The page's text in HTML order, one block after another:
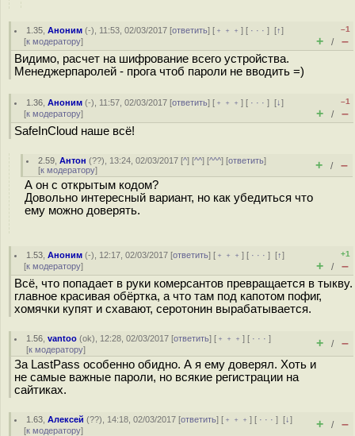
1.35 ,Аноним (-), 11:53, 02/03/2017 [ответить] [ ﹢﹢﹢] [ · · ·][↑]
[к модератору]
–1
+ / –
Видимо, расчет на шифрование всего устройства.
Менеджерпаролей - прога чтоб пароли не вводить =)
1.36 ,Аноним (-), 11:57, 02/03/2017 [ответить] [ ﹢﹢﹢] [ · · ·][↓]
[к модератору]
–1
+ / –
SafeInCloud наше всё!
2.59 ,Антон (??), 13:24, 02/03/2017 [^] [^^] [^^^] [ответить]
[к модератору] + / –
А он с открытым кодом?
Довольно интересный вариант, но как убедиться что
ему можно доверять.
1.53 ,Аноним (-), 12:17, 02/03/2017 [ответить] [ ﹢﹢﹢] [ · · ·][↑]
[к модератору]
+1
+ / –
Всё, что попадает в руки комерсантов превращается в тыкву.
главное красивая обёртка, а что там под капотом пофиг,
хомячки купят и схавают, серотонин вырабатывается.
1.56 ,vantoo (ok), 12:28, 02/03/2017 [ответить] [ ﹢﹢﹢] [ · · ·]
[к модератору] + / –
За LastPass особенно обидно. А я ему доверял. Хоть и
не самые важные пароли, но всякие регистрации на
сайтиках.
1.63 ,Алексей (??), 14:18, 02/03/2017 [ответить] [ ﹢﹢﹢] [ · · ·][↓]
[к модератору] + / –